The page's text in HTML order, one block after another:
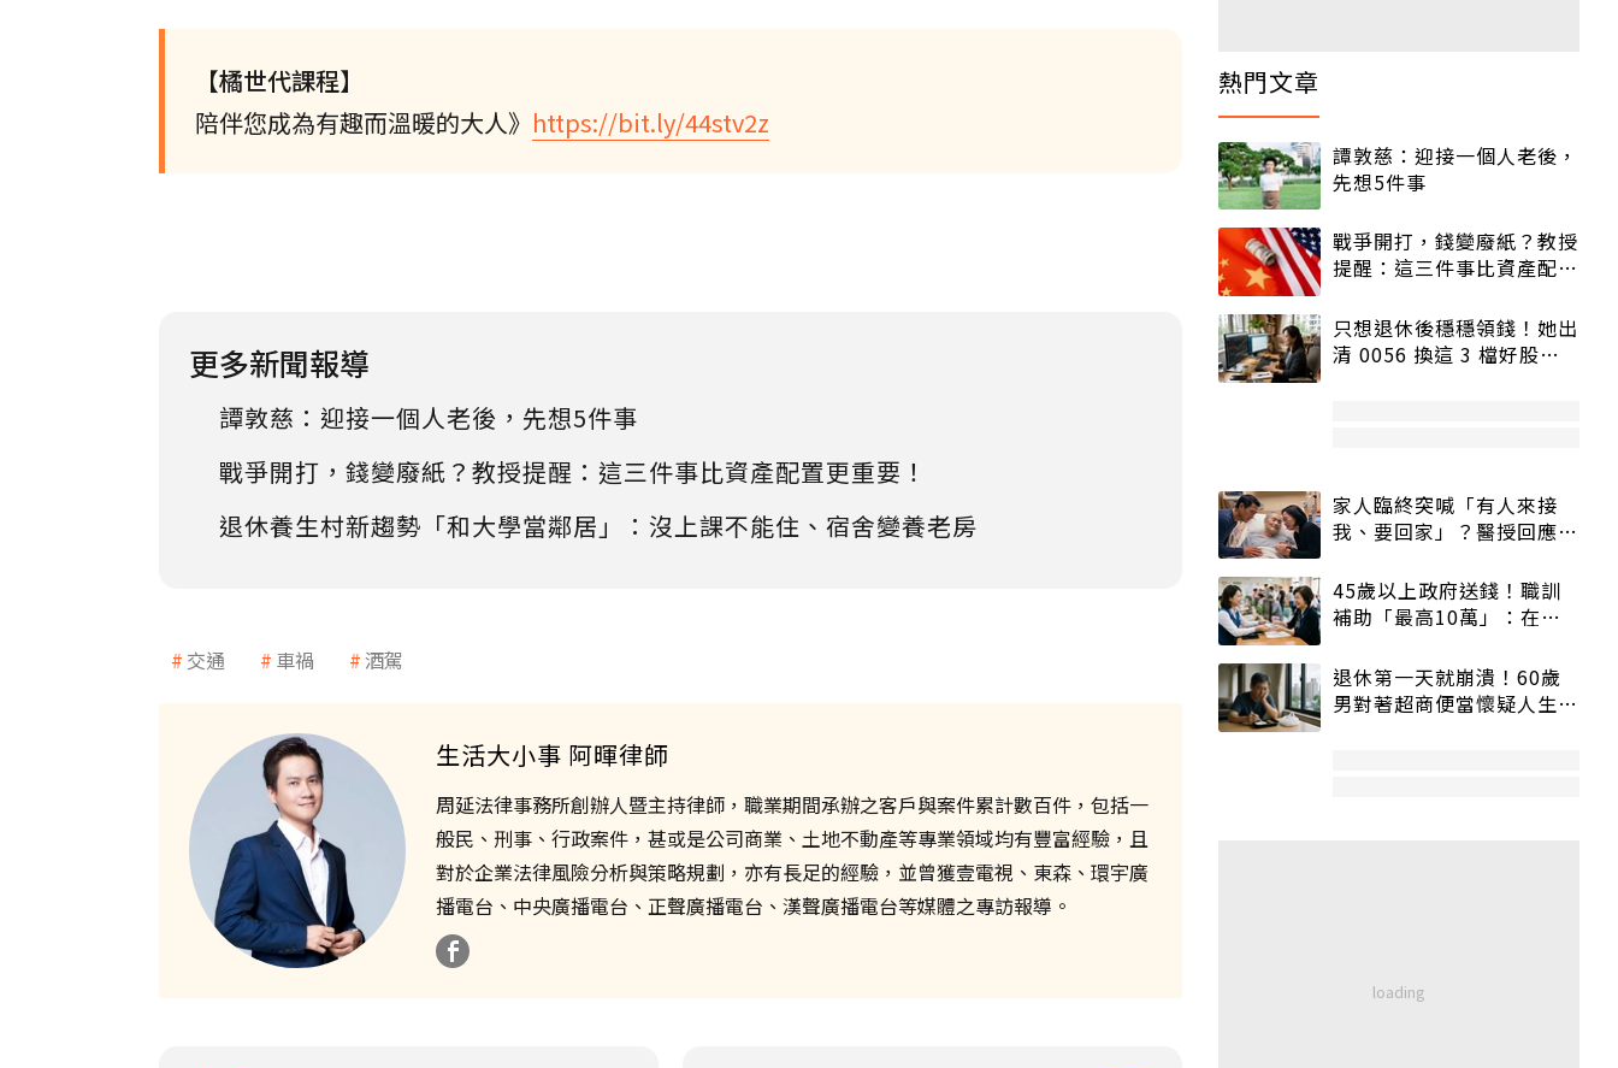
【橘世代課程】
陪伴您成為有趣而溫暖的大人》 https://bit.ly/44stv2z
更多新聞報導
譚敦慈：迎接一個人老後，先想5件事
戰爭開打，錢變廢紙？教授提醒：這三件事比資產配置更重要！
退休養生村新趨勢「和大學當鄰居」：沒上課不能住、宿舍變養老房
交通 車禍 酒駕
生活大小事 阿暉律師
周延法律事務所創辦人暨主持律師，職業期間承辦之客戶與案件累計數百件，包括一
般民、刑事、行政案件，甚或是公司商業、土地不動產等專業領域均有豐富經驗，且
對於企業法律風險分析與策略規劃，亦有長足的經驗，並曾獲壹電視、東森、環宇廣
播電台、中央廣播電台、正聲廣播電台、漢聲廣播電台等媒體之專訪報導。
熱門文章
譚敦慈：迎接一個人老後，
先想5件事
戰爭開打，錢變廢紙？教授
提醒：這三件事比資產配置
只想退休後穩穩領錢！她出
清 0056 換這 3 檔好股：
家人臨終突喊「有人來接
我、要回家」？醫授回應方
45歲以上政府送錢！職訓
補助「最高10萬」：在
退休第一天就崩潰！60歲
男對著超商便當懷疑人生